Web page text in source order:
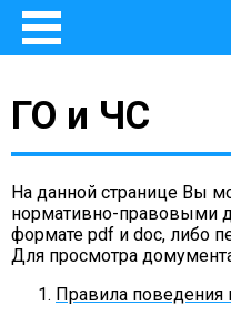
Основные сведения
О Центре
Методическое
Структура Центра
Финансово –
ГО и ЧС
На данной странице Вы
нормативно-правовыми
формате pdf и doc, либо
Для просмотра
Правила поведения